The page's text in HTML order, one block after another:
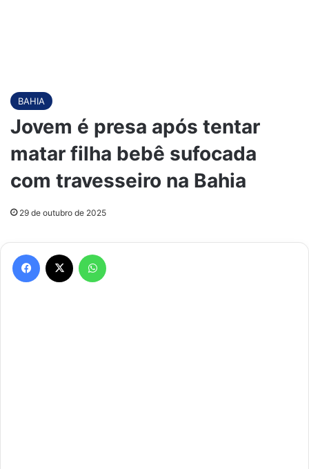
BAHIA
Jovem é presa após tentar
matar filha bebê sufocada
com travesseiro na Bahia
29 de outubro de 2025
Facebook